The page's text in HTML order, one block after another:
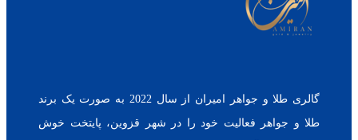
گالری طلا و جواهر امیران از سال 2022 به صورت یک برند
طلا و جواهر فعالیت خود را در شهر قزوین، پایتخت خوش